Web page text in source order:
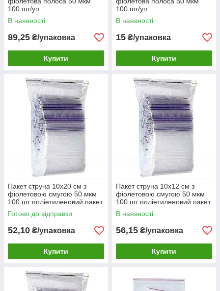
100 шт/уп
В наявності
89,25 ₴/упаковка
Купити
100 шт/уп
В наявності
15 ₴/упаковка
Купити
Пакет струна 10х20 см з
фіолетовою смугою 50 мкм
100 шт поліетиленовий пакет
Готово до відправки
52,10 ₴/упаковка
Купити
Пакет струна 10х12 см з
фіолетовою смугою 50 мкм
100 шт поліетиленовий пакет
В наявності
56,15 ₴/упаковка
Купити